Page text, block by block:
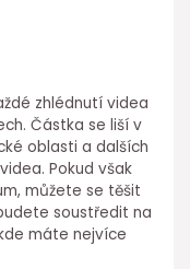
zhlédnutí videa
Částka se liší v
oblasti a dalších
Pokud však
můžete se těšit
soustředit na
máte nejvíce